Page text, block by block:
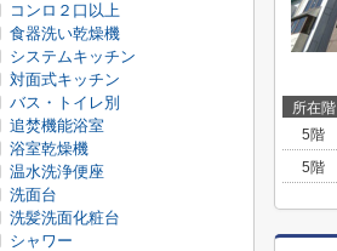
所在階
5階
5階
コンロ２口以上
食器洗い乾燥機
システムキッチン
対面式キッチン
バス・トイレ別
追焚機能浴室
浴室乾燥機
温水洗浄便座
洗面台
洗髪洗面化粧台
シャワー